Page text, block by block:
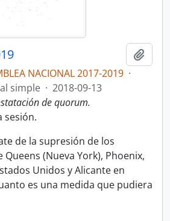
NACIONAL 2017-2019 ·
simple · 2018-09-13
de quorum.
sesión.
de la supresión de los
Queens (Nueva York), Phoenix,
Unidos y Alicante en
es una medida que pudiera